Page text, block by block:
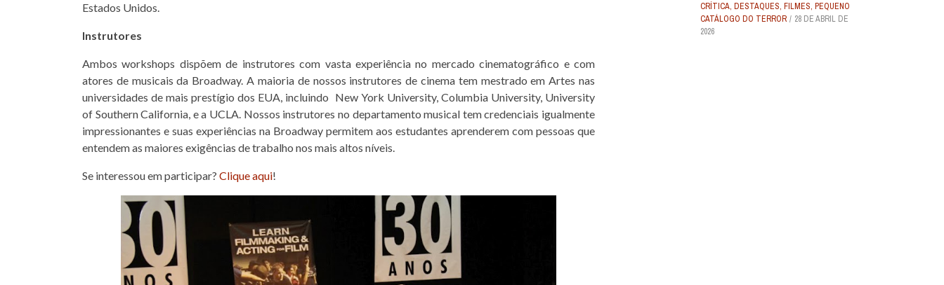
Estados Unidos.
Instrutores
Ambos workshops dispõem de instrutores com vasta experiência no mercado cinematográfico e com
atores de musicais da Broadway. A maioria de nossos instrutores de cinema tem mestrado em Artes nas
universidades de mais prestígio dos EUA, incluindo New York University, Columbia University, University
of Southern California, e a UCLA. Nossos instrutores no departamento musical tem credenciais igualmente
impressionantes e suas experiências na Broadway permitem aos estudantes aprenderem com pessoas que
entendem as maiores exigências de trabalho nos mais altos níveis.
Se interessou em participar? Clique aqui!
CRÍTICA, DESTAQUES, FILMES, PEQUENO
CATÁLOGO DO TERROR
28 DE ABRIL DE
2026